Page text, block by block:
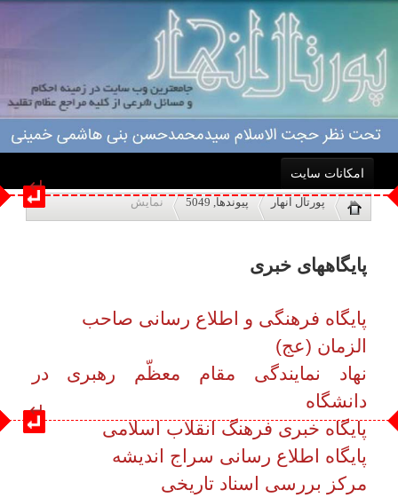
امکانات سایت
خانه
درباره ما
اعمال
ویژه نامه ها
پاسخگویی
امکانات
سایر
کاربر میهمان
پورتال انهار پیوندها, 5049 نمایش
↵
پایگاه فرهنگی و اطلاع رسانی صاحب
دانشگاه
مرکز بررسی اسناد تاریخی
مركز اسناد انقلاب اسلامي
مؤسسه تحقیقات و پژوهشهای سیاسی
خبرگزاری باشگاه خبرنگاران
پایگاه خبری تحلیلی سحر
پایگاه خبری حامیان ولایت
خبرنامه دانشجویان ایران